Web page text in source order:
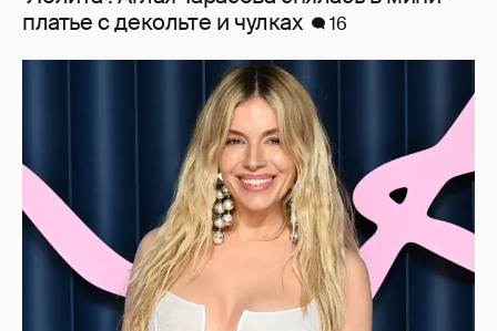
Сиенна Миллер раскрыла пол третьего
ребёнка и показала редкие фото с детьми